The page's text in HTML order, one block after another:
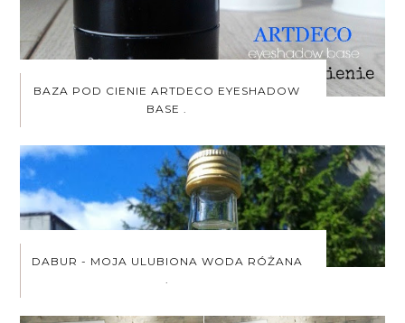
BAZA POD CIENIE ARTDECO EYESHADOW
BASE .
DABUR - MOJA ULUBIONA WODA RÓŻANA